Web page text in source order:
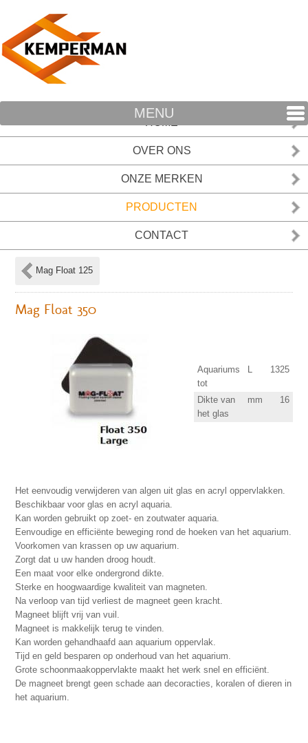
MENU
OVER ONS
ONZE MERKEN
PRODUCTEN
CONTACT
Mag Float 125
Mag Float 350
Aquariums
tot
L 1325
Dikte van
het glas
mm 16
Het eenvoudig verwijderen van algen uit glas en acryl oppervlakken.
Beschikbaar voor glas en acryl aquaria.
Kan worden gebruikt op zoet- en zoutwater aquaria.
Eenvoudige en efficiënte beweging rond de hoeken van het aquarium.
Voorkomen van krassen op uw aquarium.
Zorgt dat u uw handen droog houdt.
Een maat voor elke ondergrond dikte.
Sterke en hoogwaardige kwaliteit van magneten.
Na verloop van tijd verliest de magneet geen kracht.
Magneet blijft vrij van vuil.
Magneet is makkelijk terug te vinden.
Kan worden gehandhaafd aan aquarium oppervlak.
Tijd en geld besparen op onderhoud van het aquarium.
Grote schoonmaakoppervlakte maakt het werk snel en efficiënt.
De magneet brengt geen schade aan decoracties, koralen of dieren in
het aquarium.